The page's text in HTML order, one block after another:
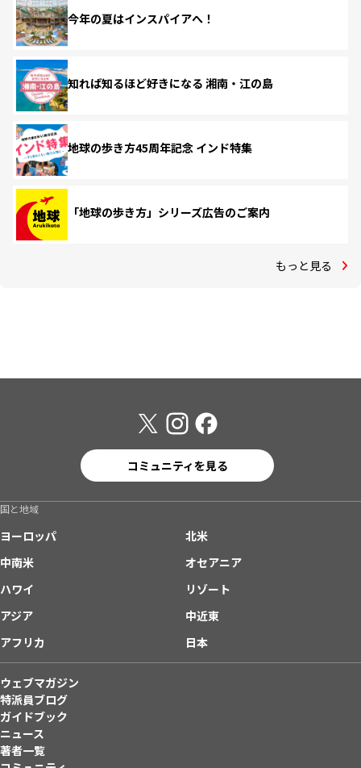
今年の夏はインスパイアへ！
知れば知るほど好きになる 湘南・江の島
地球の歩き方45周年記念 インド特集
「地球の歩き方」シリーズ広告のご案内
もっと見る
コミュニティを見る
国と地域
ヨーロッパ
北米
中南米
オセアニア
ハワイ
リゾート
アジア
中近東
アフリカ
日本
ウェブマガジン
特派員ブログ
ガイドブック
ニュース
著者一覧